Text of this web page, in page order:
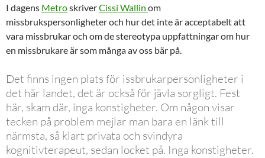
I dagens MetroskriverCissi Wallin om
missbrukspersonligheter och hur det inte är acceptabelt att
vara missbrukar och om de stereotypa uppfattningar om hur
en missbrukare är som många av oss bär på.
Det finns ingen plats för issbrukarpersonligheter i
det här landet, det är också för jävla sorgligt. Fest
här, skam där, inga konstigheter. Om någon visar
tecken på problem mejlar man bara en länk till
närmsta, så klart privata och svindyra
kognitivterapeut, sedan locket på. Inga konstigheter.